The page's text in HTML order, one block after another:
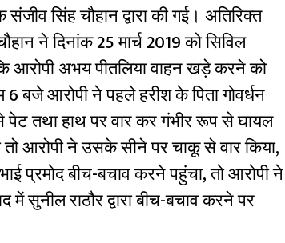
सिंह चौहान द्वारा की गई। अतिरिक्त
ने दिनांक 25 मार्च 2019 को सिविल
कि आरोपी अभय पीतलिया वाहन खड़े करने को
बजे आरोपी ने पहले हरीश के पिता गोवर्धन
पेट तथा हाथ पर वार कर गंभीर रूप से घायल
आरोपी ने उसके सीने पर चाकू से वार किया,
प्रमोद बीच-बचाव करने पहुंचा, तो आरोपी ने
राठौर द्वारा बीच-बचाव करने पर